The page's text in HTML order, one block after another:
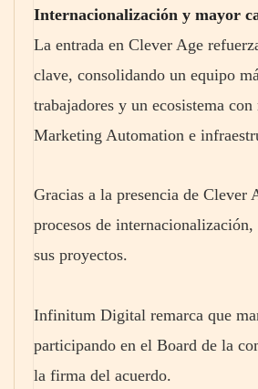
Internacionalización y mayor
La entrada en Clever Age
clave, consolidando un equipo
trabajadores y un ecosistema
Marketing Automation e
Gracias a la presencia de
procesos de
sus proyectos.
Infinitum Digital remarca que
participando en el Board de la
la firma del acuerdo.